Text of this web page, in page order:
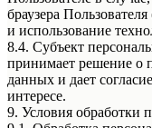
браузера
и использование
8.4. Субъект
принимает решение о
данных и дает
интересе.
9. Условия обработки